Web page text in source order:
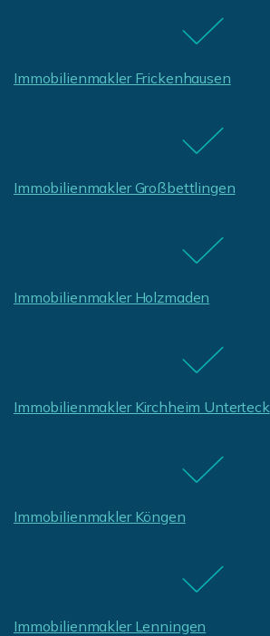
Immobilienmakler Frickenhausen
Immobilienmakler Großbettlingen
Immobilienmakler Holzmaden
Immobilienmakler Kirchheim Unterteck
Immobilienmakler Köngen
Immobilienmakler Lenningen